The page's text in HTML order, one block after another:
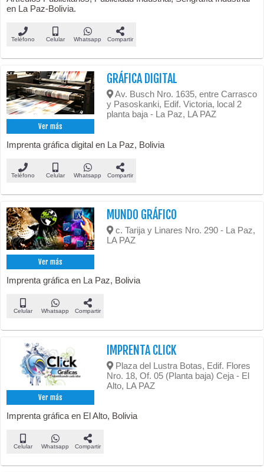
en La Paz-Bolivia.
Teléfono Celular Whatsapp Compartir
Ver más
GRÁFICA DIGITAL
Av. Busch Nro. 1635, entre Carrasco
y Pasoskanki, Edif. Victoria, local 2
planta baja - La Paz, LA PAZ
Imprenta gráfica digital en La Paz, Bolivia
Teléfono Celular Whatsapp Compartir
Ver más
MUNDO GRÁFICO
c. Tarija y Linares Nro. 290 - La Paz,
LA PAZ
Imprenta gráfica en La Paz, Bolivia
Celular Whatsapp Compartir
Ver más
IMPRENTA CLICK
Plaza del Lustra Botas, Edif. Flores
Nro. 18, Of. 05 (Planta baja) Ceja - El
Alto, LA PAZ
Imprenta gráfica en El Alto, Bolivia
Celular Whatsapp Compartir